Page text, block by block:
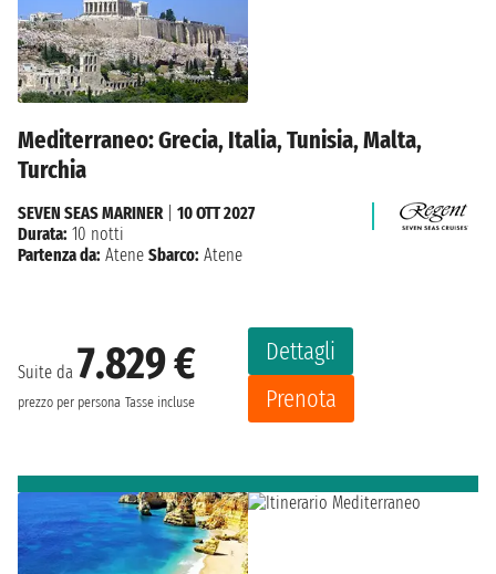
Mediterraneo: Grecia, Italia, Tunisia, Malta,
Turchia
Suite da 7.829 €
prezzo per persona Tasse incluse
Dettagli
Prenota
SEVEN SEAS MARINER| 10 OTT 2027
Durata: 10 notti
Partenza da: Atene Sbarco: Atene